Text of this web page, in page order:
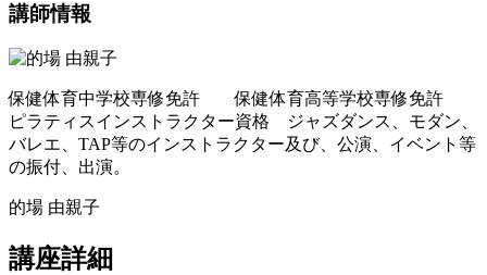
講師情報
保健体育中学校専修免許 保健体育高等学校専修免許
ピラティスインストラクター資格 ジャズダンス、モダン、
バレエ、TAP等のインストラクター及び、公演、イベント等
の振付、出演。
的場 由親子
講座詳細